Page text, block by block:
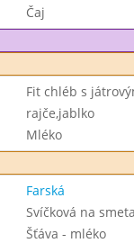
Čaj
Fit chléb s
rajče,jablko
Mléko
Farská
Svíčková na
Šťáva - mléko